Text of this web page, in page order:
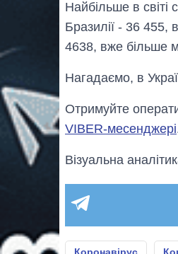
Найбільше в
Бразилії - 36 455,
4638, вже більше
Нагадаємо, в
Отримуйте
VIBER-месенджері
Візуальна